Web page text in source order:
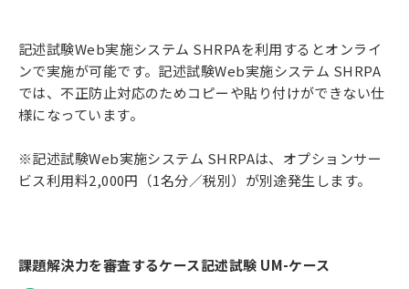
記述試験Web実施システム SHRPAを利用するとオンライ
ンで実施が可能です。記述試験Web実施システム SHRPA
では、不正防止対応のためコピーや貼り付けができない仕
様になっています。
※記述試験Web実施システム SHRPAは、オプションサー
ビス利用料2,000円（1名分／税別）が別途発生します。
課題解決力を審査するケース記述試験 UM-ケース